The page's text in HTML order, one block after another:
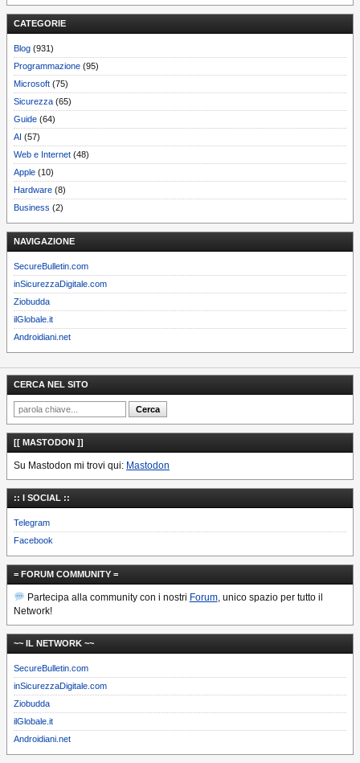
CATEGORIE
Blog (931)
Programmazione (95)
Microsoft (75)
Sicurezza (65)
Guide (64)
AI (57)
Web e Internet (48)
Apple (10)
Hardware (8)
Business (2)
NAVIGAZIONE
SecureBulletin.com
inSicurezzaDigitale.com
Ziobudda
ilGlobale.it
Androidiani.net
CERCA NEL SITO
[[ MASTODON ]]
Su Mastodon mi trovi qui: Mastodon
:: I SOCIAL ::
Telegram
Facebook
= FORUM COMMUNITY =
Partecipa alla community con i nostri Forum, unico spazio per tutto il
Network!
~~ IL NETWORK ~~
SecureBulletin.com
inSicurezzaDigitale.com
Ziobudda
ilGlobale.it
Androidiani.net